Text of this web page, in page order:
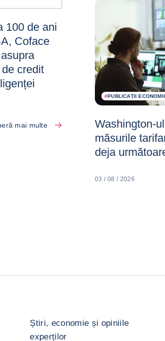
100 de ani
Coface
credit
mai multe
#PUBLICAȚII
Washington-
măsurile
deja
03 / 08 / 2026
Știri, economie și opiniile
experților